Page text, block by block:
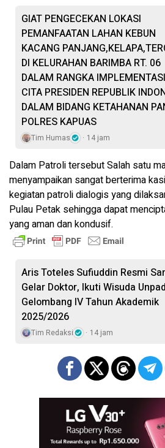
GIAT PENGECEKAN LOKASI
PEMANFAATAN LAHAN KEBUN
KACANG
DI KELURAHAN BARIMBA RT. 06
DALAM RANGKA
CITA PRESIDEN REPUBLIK
DALAM BIDANG KETAHANAN
POLRES KAPUAS
Tim Humas 14 jam
Dalam Patroli tersebut Salah satu
menyampaikan sangat berterima
kegiatan patroli dialogis yang
Pulau Petak sehingga dapat
yang aman dan kondusif.
Aris Toteles Sufiuddin Resmi
Gelar Doktor, Ikuti Wisuda Unpad
Gelombang IV Tahun Akademik
2025/2026
Tim Redaksi 14 jam